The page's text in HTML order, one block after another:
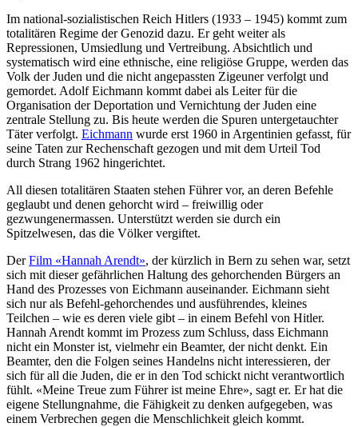
Im national-sozialistischen Reich Hitlers (1933 – 1945) kommt zum
totalitären Regime der Genozid dazu. Er geht weiter als
Repressionen, Umsiedlung und Vertreibung. Absichtlich und
systematisch wird eine ethnische, eine religiöse Gruppe, werden das
Volk der Juden und die nicht angepassten Zigeuner verfolgt und
gemordet. Adolf Eichmann kommt dabei als Leiter für die
Organisation der Deportation und Vernichtung der Juden eine
zentrale Stellung zu. Bis heute werden die Spuren untergetauchter
Täter verfolgt. Eichmann wurde erst 1960 in Argentinien gefasst, für
seine Taten zur Rechenschaft gezogen und mit dem Urteil Tod
durch Strang 1962 hingerichtet.
All diesen totalitären Staaten stehen Führer vor, an deren Befehle
geglaubt und denen gehorcht wird – freiwillig oder
gezwungenermassen. Unterstützt werden sie durch ein
Spitzelwesen, das die Völker vergiftet.
DerFilm «Hannah Arendt», der kürzlich in Bern zu sehen war, setzt
sich mit dieser gefährlichen Haltung des gehorchenden Bürgers an
Hand des Prozesses von Eichmann auseinander. Eichmann sieht
sich nur als Befehl-gehorchendes und ausführendes, kleines
Teilchen – wie es deren viele gibt – in einem Befehl von Hitler.
Hannah Arendt kommt im Prozess zum Schluss, dass Eichmann
nicht ein Monster ist, vielmehr ein Beamter, der nicht denkt. Ein
Beamter, den die Folgen seines Handelns nicht interessieren, der
sich für all die Juden, die er in den Tod schickt nicht verantwortlich
fühlt. «Meine Treue zum Führer ist meine Ehre», sagt er. Er hat die
eigene Stellungnahme, die Fähigkeit zu denken aufgegeben, was
einem Verbrechen gegen die Menschlichkeit gleich kommt.